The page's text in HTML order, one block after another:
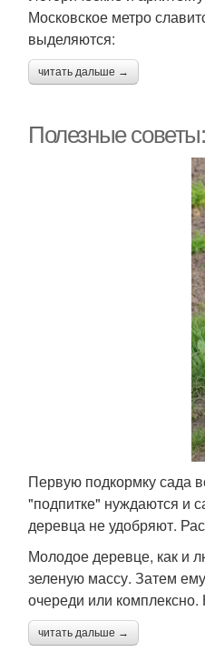
Московское метро
выделяются:
читать дальше →
Полезные
Первую подкормку сада
"подпитке" нуждаются и
деревца не удобряют.
Молодое деревце, как и
зеленую массу. Затем
очереди или
читать дальше →